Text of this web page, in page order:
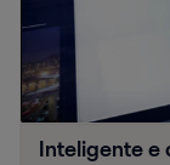
Inteligente